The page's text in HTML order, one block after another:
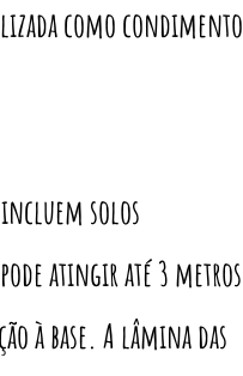
como condimento
solos
atingir até 3 metros
à base. A lâmina das